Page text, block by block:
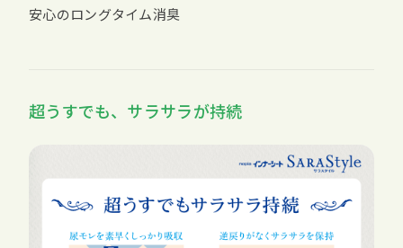
安心のロングタイム消臭
超うすでも、サラサラが持続